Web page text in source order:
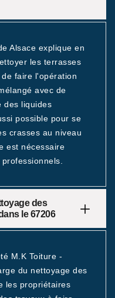
Alsace explique en
les terrasses
faire l'opération
avec de
des liquides
possible pour se
crasses au niveau
est nécessaire
des
le 67206
M.K Toiture -
du nettoyage des
les propriétaires